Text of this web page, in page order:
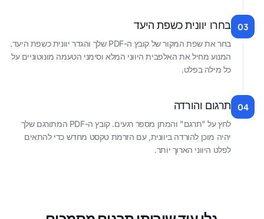
03 בחרו יוונית כשפת היעד
בחר את שפת המקור של קובץ ה-PDF שלך והגדר יוונית כשפת היעד.
המנוע מחיל את האלפבית היווני המלא וסימני הטעמה מונוטוניים על
כל מילה בפלט.
04 תרגום והורדה
לחץ על "תרגם" והמתן מספר רגעים. קובץ ה-PDF המתורגם שלך
יהיה מוכן להורדה ביוונית, עם הזרמת טקסט מחדש כדי להתאים
לפלט היווני הארוך יותר.